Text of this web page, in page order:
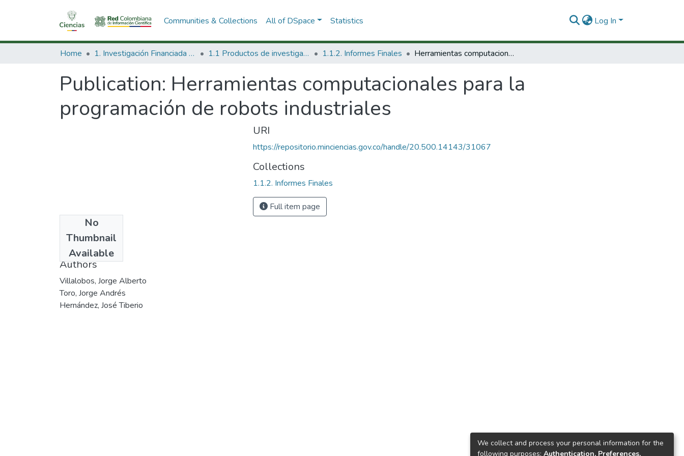
Communities & Collections All of DSpace Statistics Log In
Home 1. Investigación Financiada con Recursos Públicos 1.1 Productos de investigación 1.1.2. Informes Finales Herramientas computacionales para la programación de robots industriales
Publication: Herramientas computacionales para la
programación de robots industriales
No
Thumbnail
Available
1996
Authors
Villalobos, Jorge Alberto
Toro, Jorge Andrés
Hernández, José Tiberio
URI
https://repositorio.minciencias.gov.co/handle/20.500.14143/31067
Collections
1.1.2. Informes Finales
Full item page
We collect and process your personal information for the
following purposes: Authentication, Preferences,